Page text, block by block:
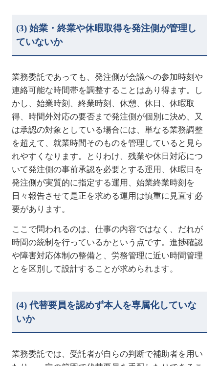
(3) 始業・終業や休暇取得を発注側が管理し
ていないか
業務委託であっても、発注側が会議への参加時刻や
連絡可能な時間帯を調整することはあり得ます。し
かし、始業時刻、終業時刻、休憩、休日、休暇取
得、時間外対応の要否まで発注側が個別に決め、又
は承認の対象としている場合には、単なる業務調整
を超えて、就業時間そのものを管理していると見ら
れやすくなります。とりわけ、残業や休日対応につ
いて発注側の事前承認を必要とする運用、休暇日を
発注側が実質的に指定する運用、始業終業時刻を
日々報告させて是正を求める運用は慎重に見直す必
要があります。
ここで問われるのは、仕事の内容ではなく、だれが
時間の統制を行っているかという点です。進捗確認
や障害対応体制の整備と、労務管理に近い時間管理
とを区別して設計することが求められます。
(4)代替要員を認めず本人を専属化していな
いか
業務委託では、受託者が自らの判断で補助者を用い